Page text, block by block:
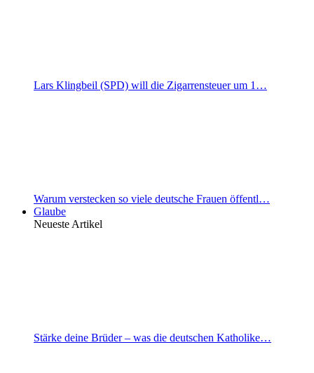
Lars Klingbeil (SPD) will die Zigarrensteuer um 1…
Warum verstecken so viele deutsche Frauen öffentl…
Glaube
Neueste Artikel
Stärke deine Brüder – was die deutschen Katholike…